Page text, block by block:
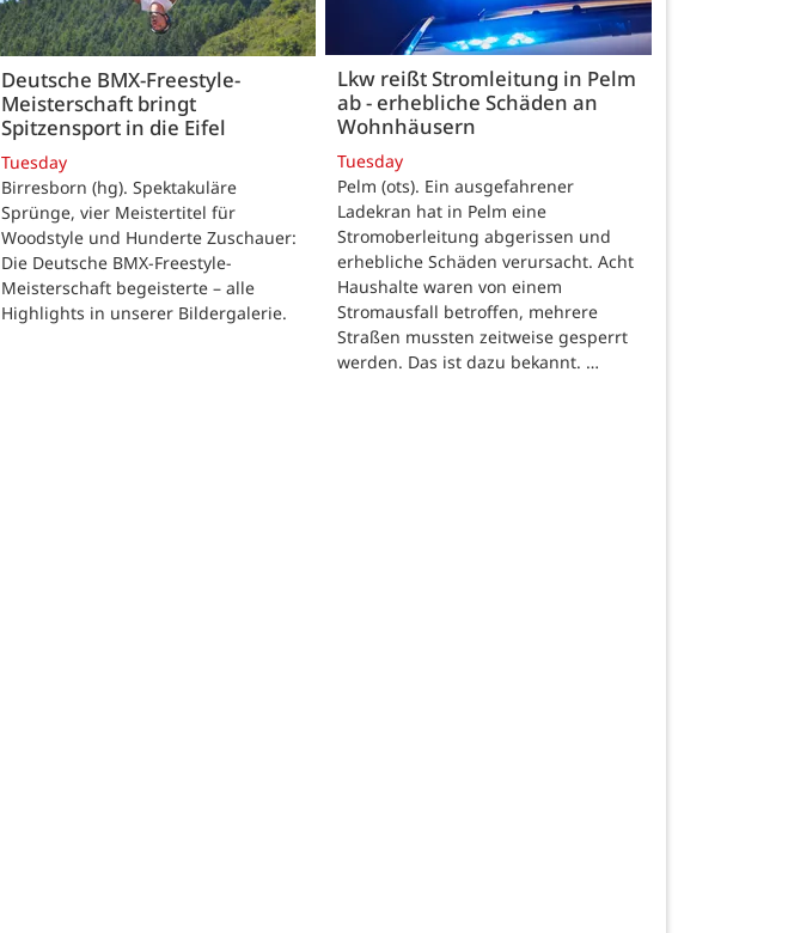
Deutsche BMX-Freestyle-
Meisterschaft bringt
Spitzensport in die Eifel
Tuesday
Birresborn (hg). Spektakuläre
Sprünge, vier Meistertitel für
Woodstyle und Hunderte Zuschauer:
Die Deutsche BMX-Freestyle-
Meisterschaft begeisterte – alle
Highlights in unserer Bildergalerie.
Lkw reißt Stromleitung in Pelm
ab - erhebliche Schäden an
Wohnhäusern
Tuesday
Pelm (ots). Ein ausgefahrener
Ladekran hat in Pelm eine
Stromoberleitung abgerissen und
erhebliche Schäden verursacht. Acht
Haushalte waren von einem
Stromausfall betroffen, mehrere
Straßen mussten zeitweise gesperrt
werden. Das ist dazu bekannt. …